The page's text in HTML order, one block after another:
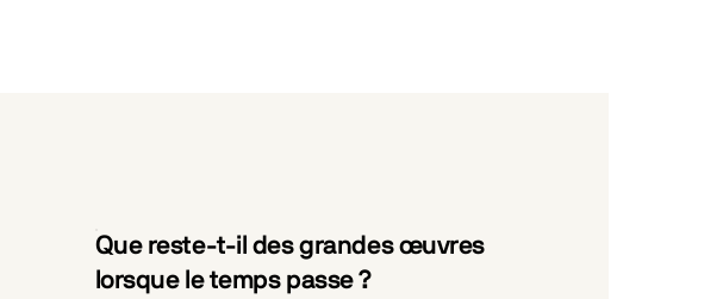
Que reste-t-il des grandes œuvres
lorsque le temps passe ?